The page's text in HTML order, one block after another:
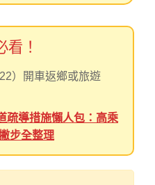
！
）開車返鄉或旅遊
疏導措施懶人包：高乘
步全整理